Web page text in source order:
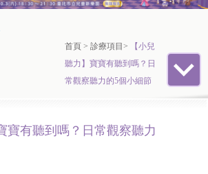
首頁 > 診療項目 > 【小兒
聽力】寶寶有聽到嗎？日
常觀察聽力的5個小細節
寶有聽到嗎？日常觀察聽力